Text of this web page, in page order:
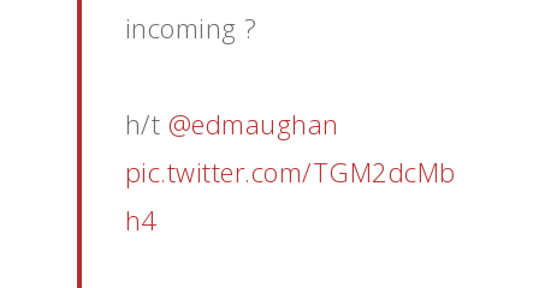
incoming ?
h/t @edmaughan
pic.twitter.com/TGM2dcMb
h4